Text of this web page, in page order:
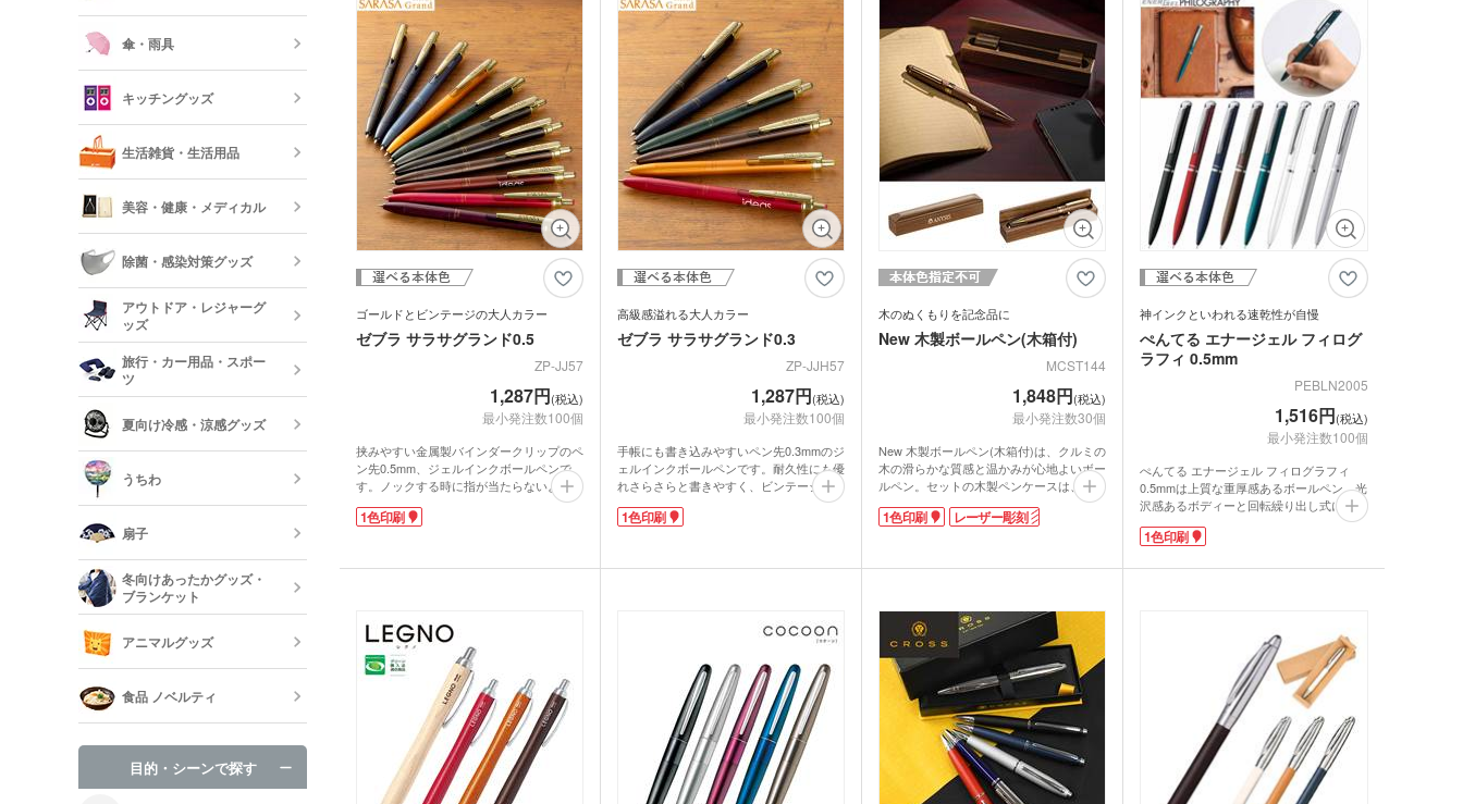
あるので、大学の卒業記念品や企業の周年
記念品、社内表彰の記念品などにいかがで
しょうか。専用箱に入れてお届けいたしま
す。
物の無いなめらかな軸は細すぎず太すぎ
ず、しっかり手になじんで快適な書き心地
を与えてくれます。落ち着いた黒と控えめ
なシルバーのパーツが上品なので、会社の
30周年記念や社員の勤続20年記念など、
創立記念や周年記念の記念品にもピッタリ
です。
量ながらも丈夫。大き目のクリップで、厚
めの生地のポケットなどにも挟みやすくな
っています。ツヤのあるボディで名入れが
映えるので、卒業記念の記念品として学生
さんにプレゼントするのにもピッタリなア
イテムです。
が手になじみやすく、安定感のある書き心
地がクセになります。ビジネスシーンにも
溶け込むベーシックなカラーなので、会社
の30周年記念や社員の勤続20年記念な
ど、創立記念や周年記念の記念品にもピッ
タリ。名入れをすれば特別感もアップし
て、喜ばれること間違いなしです。
ゴールドとビンテージの大人カラー
ゼブラ サラサグランド0.5
ZP-JJ57
1,287円(税込)
最小発注数100個
挟みやすい金属製バインダークリップのペ
ン先0.5mm、ジェルインクボールペンで
す。ノックする時に指が当たらないよう工
夫され、会議や商談の場でも使いやすい静
かなノック音です。耐久性にも優れさらさ
合いです。
能です。
1色印刷
高級感溢れる大人カラー
ゼブラ サラサグランド0.3
ZP-JJH57
1,287円(税込)
最小発注数100個
手帳にも書き込みやすいペン先0.3mmのジ
ェルインクボールペンです。耐久性にも優
れさらさらと書きやすく、ビンテージカラ
ーは万年筆のインクのように落ち着いたシ
ックな色合いです。サラサクリップのアイ
よう工夫され、会議や商談の場でも使いや
におすすめ。贈答用の箱入れ(※別途)も可
1色印刷
木のぬくもりを記念品に
New 木製ボールペン(木箱付)
MCST144
1,848円(税込)
最小発注数30個
New 木製ボールペン(木箱付)は、クルミの
木の滑らかな質感と温かみが心地よいボー
ルペン。セットの木製ペンケースは、開け
るときにペンがせり上がるギミック付き。
まるで宝箱を開けるようなわくわくとした
木箱側面にパッド印刷かレーザー彫刻印
にぴったりです。
1色印刷 レーザー彫刻
神インクといわれる速乾性が自慢
ぺんてる エナージェル フィログ
ラフィ 0.5mm
PEBLN2005
1,516円(税込)
最小発注数100個
ぺんてる エナージェル フィログラフィ
0.5mmは上質な重厚感あるボールペン。光
沢感あるボディーと回転繰り出し式によ
り、筆記する所作をスマートに演出してく
れます。なめらかな書き味で速乾性の高い
ルペンよりも乾きが早く、手や紙を汚しま
1色名入れでオリジナルペンが製作できま
すので、新社会人に贈る記念品などにいか
1色印刷
記念品 印鑑ケース・ネー
ムペン・朱肉
記念品 キーホルダー 記念品 防災グッズ
記念品 傘・日傘
短納期オリジナルタオル
スマホモバイルスタンド イヤホン・スピーカー
スマホクリーナー・マイク
ロファイバークロス
モバイル スマホケース スマホリング スマホ関連アクセサリー
短納期スマホ・タブレット
グッズ
USBグッズ マウスパッド PCクリーナー
防災セット・非常持出袋
ライト・LEDライト・懐中
電灯
ラジオ
反射板・リフレクター 防犯ブザー・ホイッスル アルミブランケット他
傘・雨具
傘 傘カバー・雨具
キッチングッズ
箸・カトラリー・スプーン オリジナル コースター
ランチボックス・お弁当
箱・フードポット
食器 キッチン 消耗品
短納期キッチングッズ
生活雑貨・生活用品
フォトフレーム・ピクチャ
ーボード
ライト・ランタン ウェットティッシュ
ティッシュ・ボックスティ
ッシュ
掃除・洗濯グッズ バスグッズ
消臭・芳香剤・アロマ
靴べら・バッグハンガー他
美容・健康・メディカル
美容・コスメ 健康グッズ ミラー
名入れマスク(オリジナル印
マスク(既製品)
メディカル・エチケットグ
日傘(UV対策)
除菌・感染対策グッズ
名入れマスク(オリジナル印
マスク(既製品) マスクケース
ハンド・除菌関連グッズ
アウトドア・レジャーグ
ッズ
アウトドア 食器・調理器具
レジャーシート・折りたた
レジャーバッグ マルチツール・双眼鏡他
旅行・カー用品・スポー
ツ
トラベルグッズ カー用品 スポーツ
夏向け冷感・涼感グッズ
保冷剤・冷却パック・氷の
う
ハンディファン・ハンディ
扇風機
クールタオル
うちわ
オリジナルうちわ ノベルティうちわ
扇子
既製品扇子（名入れ扇子）
冬向けあったかグッズ・
ブランケット
オリジナルブランケット ノベルティブランケット カイロ・湯たんぽ
手袋・ネックウォーマー他
アニマルグッズ
食品 ノベルティ
オリジナルお菓子
食料品・調味料（グルメギ
フト・既製品）
目的・シーンで探す